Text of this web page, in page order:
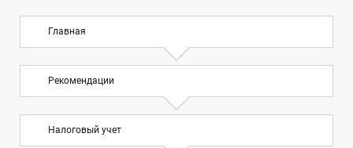
Главная
Рекомендации
Налоговый учет